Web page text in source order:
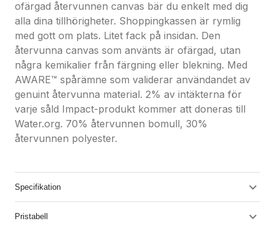
ofärgad återvunnen canvas bär du enkelt med dig
alla dina tillhörigheter. Shoppingkassen är rymlig
med gott om plats. Litet fack på insidan. Den
återvunna canvas som använts är ofärgad, utan
några kemikalier från färgning eller blekning. Med
AWARE™ spårämne som validerar användandet av
genuint återvunna material. 2% av intäkterna för
varje såld Impact-produkt kommer att doneras till
Water.org. 70% återvunnen bomull, 30%
återvunnen polyester.
Specifikation
Pristabell